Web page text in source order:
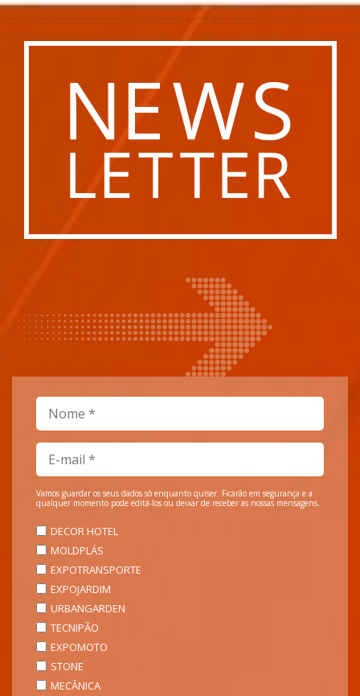
Vamos guardar os seus dados só enquanto quiser. Ficarão em segurança e a
qualquer momento pode editá-los ou deixar de receber as nossas mensagens.
DECOR HOTEL
MOLDPLÁS
EXPOTRANSPORTE
EXPOJARDIM
URBANGARDEN
TECNIPÃO
EXPOMOTO
STONE
MECÂNICA